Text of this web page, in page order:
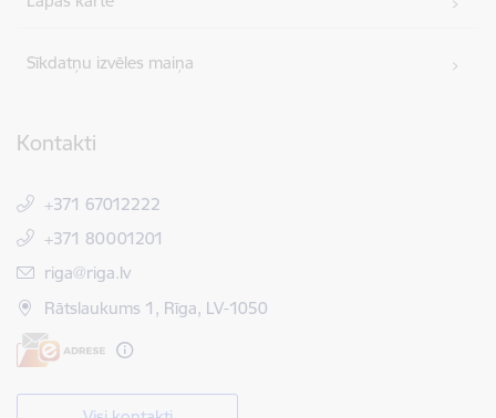
Sīkdatņu izvēles maiņa
Kontakti
+371 67012222
+371 80001201
E-pasts:
riga@riga.lv
Rātslaukums 1, Rīga, LV-1050